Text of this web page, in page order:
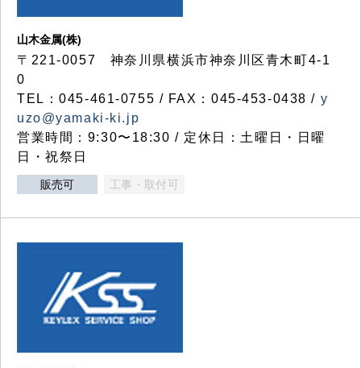
山木金属(株)
〒221-0057 神奈川県横浜市神奈川区青木町4-1
0
TEL：045-461-0755 / FAX：045-453-0438 / y
uzo@yamaki-ki.jp
営業時間：9:30〜18:30 / 定休日：土曜日・日曜
日・祝祭日
販売可 工事・取付可